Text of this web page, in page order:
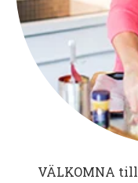
VÄLKOMNA till